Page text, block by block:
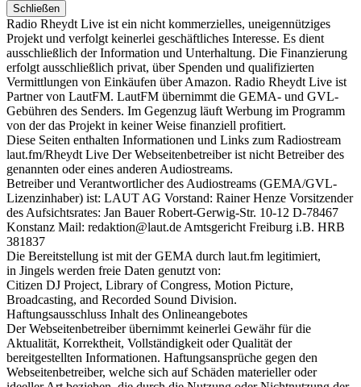
Schließen
Radio Rheydt Live ist ein nicht kommerzielles, uneigennütziges
Projekt und verfolgt keinerlei geschäftliches Interesse. Es dient
ausschließlich der Information und Unterhaltung. Die Finanzierung
erfolgt ausschließlich privat, über Spenden und qualifizierten
Vermittlungen von Einkäufen über Amazon. Radio Rheydt Live ist
Partner von LautFM. LautFM übernimmt die GEMA- und GVL-
Gebühren des Senders. Im Gegenzug läuft Werbung im Programm
von der das Projekt in keiner Weise finanziell profitiert.
Diese Seiten enthalten Informationen und Links zum Radiostream
laut.fm/Rheydt Live Der Webseitenbetreiber ist nicht Betreiber des
genannten oder eines anderen Audiostreams.
Betreiber und Verantwortlicher des Audiostreams (GEMA/GVL-
Lizenzinhaber) ist: LAUT AG Vorstand: Rainer Henze Vorsitzender
des Aufsichtsrates: Jan Bauer Robert-Gerwig-Str. 10-12 D-78467
Konstanz Mail: redaktion@laut.de Amtsgericht Freiburg i.B. HRB
381837
Die Bereitstellung ist mit der GEMA durch laut.fm legitimiert,
in Jingels werden freie Daten genutzt von:
Citizen DJ Project, Library of Congress, Motion Picture,
Broadcasting, and Recorded Sound Division.
Haftungsausschluss Inhalt des Onlineangebotes
Der Webseitenbetreiber übernimmt keinerlei Gewähr für die
Aktualität, Korrektheit, Vollständigkeit oder Qualität der
bereitgestellten Informationen. Haftungsansprüche gegen den
Webseitenbetreiber, welche sich auf Schäden materieller oder